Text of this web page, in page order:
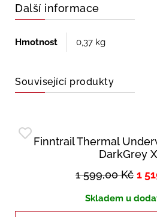
Další informace
Hmotnost 0,37 kg
Související produkty
Finntrail Thermal
DarkGrey
1 599,00Kč 1
Skladem u